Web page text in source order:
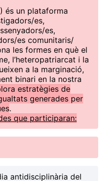
és un plataforma
es,
es,
es comunitaris/
les formes en què el
l’heteropatriarcat i la
a la marginació,
binari en la nostra
estratègies de
generades per
.
que participaran:
antidisciplinària del